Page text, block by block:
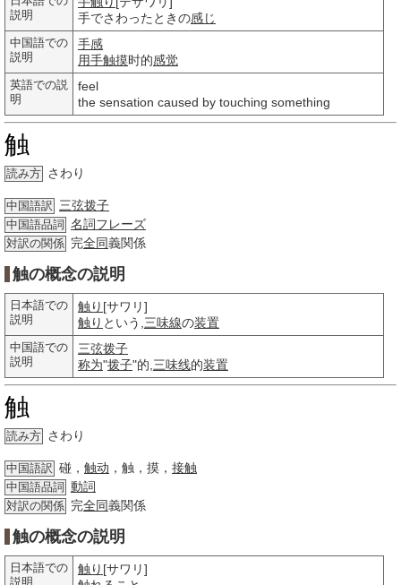
説明
手でさわったときの感じ
中国語での
説明
手感
用手触摸时的感觉
英語での説
明
feel
the sensation caused by touching something
触
読み方 さわり
中国語訳 三弦拨子
中国語品詞 名詞フレーズ
対訳の関係 完全同義関係
触の概念の説明
日本語での
説明
触り [サワリ]
触り という, 三味線の装置
中国語での
説明
三弦拨子
称为"拨子"的, 三味线的装置
触
読み方 さわり
中国語訳 碰， 触动 ，触，摸， 接触
中国語品詞 動詞
対訳の関係 完全同義関係
触の概念の説明
日本語での
説明
触り [サワリ]